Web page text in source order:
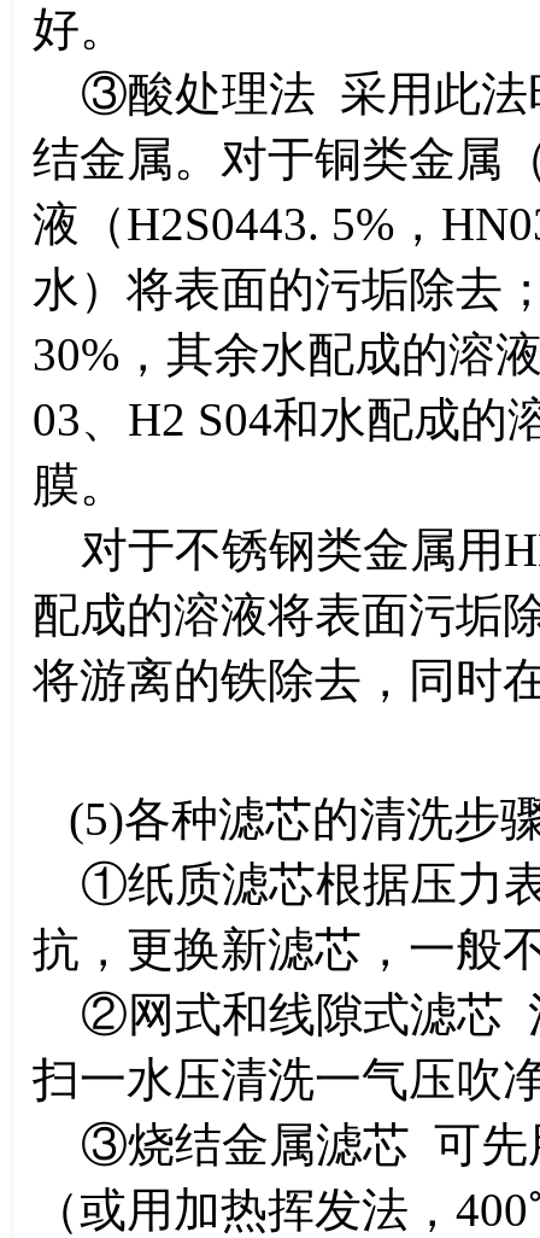
好。
③酸处理法 采用此法
结金属。对于铜类金属
液（H2S0443. 5%，
水）将表面的污垢除去
30%，其余水配成的溶
03、H2 S04和水配成的
膜。
对于不锈钢类金属用
配成的溶液将表面污垢
将游离的铁除去，同时
(5)各种滤芯的清洗步
①纸质滤芯根据压力
抗，更换新滤芯，一般
②网式和线隙式滤芯
扫一水压清洗一气压吹
③烧结金属滤芯 可先
（或用加热挥发法，